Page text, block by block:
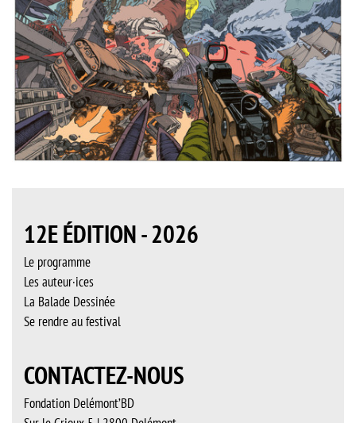
12E ÉDITION - 2026
Le programme
Les auteur·ices
La Balade Dessinée
Se rendre au festival
CONTACTEZ-NOUS
Fondation Delémont’BD